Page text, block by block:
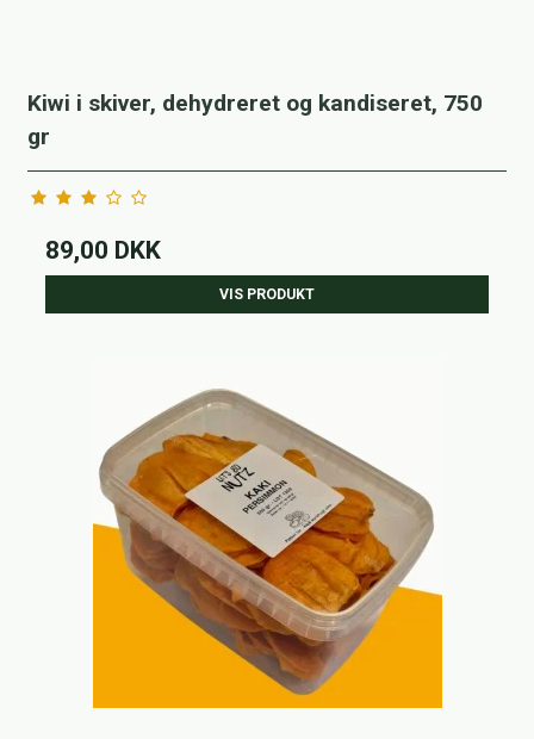
Kiwi i skiver, dehydreret og kandiseret, 750
gr
89,00 DKK
VIS PRODUKT